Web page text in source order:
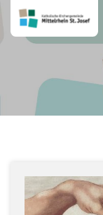
Zum Inhalt springen